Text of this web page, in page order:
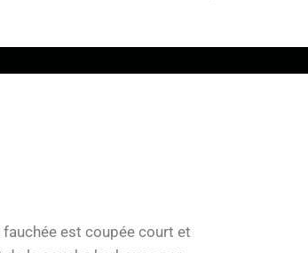
fauchée est coupée court et